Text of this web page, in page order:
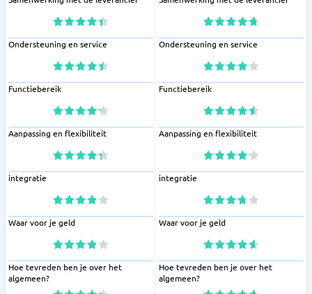
Ondersteuning en service
Functiebereik
Aanpassing en flexibiliteit
integratie
Waar voor je geld
Hoe tevreden ben je over het
algemeen?
Ondersteuning en service
Functiebereik
Aanpassing en flexibiliteit
integratie
Waar voor je geld
Hoe tevreden ben je over het
algemeen?